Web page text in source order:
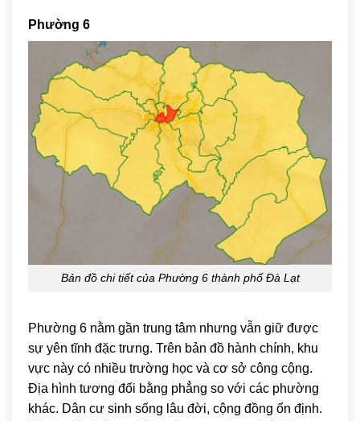
Phường 6
Bản đồ chi tiết của Phường 6 thành phố Đà Lạt
Phường 6 nằm gần trung tâm nhưng vẫn giữ được
sự yên tĩnh đặc trưng. Trên bản đồ hành chính, khu
vực này có nhiều trường học và cơ sở công cộng.
Địa hình tương đối bằng phẳng so với các phường
khác. Dân cư sinh sống lâu đời, cộng đồng ổn định.